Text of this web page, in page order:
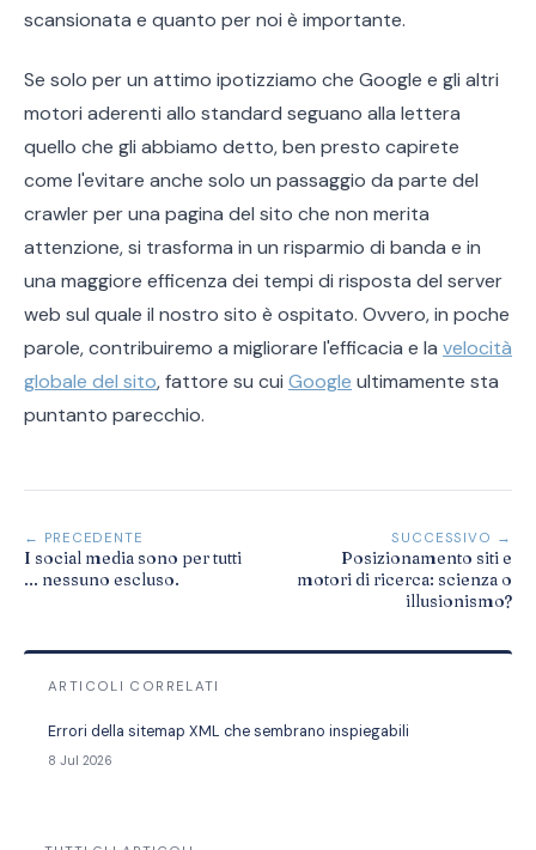
scansionata e quanto per noi è importante.
Se solo per un attimo ipotizziamo che Google e gli altri
motori aderenti allo standard seguano alla lettera
quello che gli abbiamo detto, ben presto capirete
come l'evitare anche solo un passaggio da parte del
crawler per una pagina del sito che non merita
attenzione, si trasforma in un risparmio di banda e in
una maggiore efficenza dei tempi di risposta del server
web sul quale il nostro sito è ospitato. Ovvero, in poche
parole, contribuiremo a migliorare l'efficacia e la velocità
globale del sito, fattore su cui Google ultimamente sta
puntanto parecchio.
← PRECEDENTE
I social media sono per tutti
... nessuno escluso.
SUCCESSIVO →
Posizionamento siti e
motori di ricerca: scienza o
illusionismo?
ARTICOLI CORRELATI
Errori della sitemap XML che sembrano inspiegabili
8 Jul 2026